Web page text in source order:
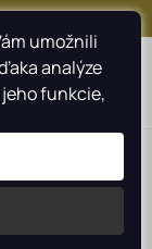
umožnili
analýze
funkcie,